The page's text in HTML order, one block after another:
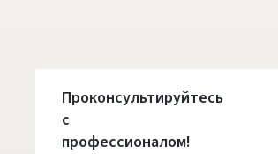
Проконсультируйтесь
с
профессионалом!